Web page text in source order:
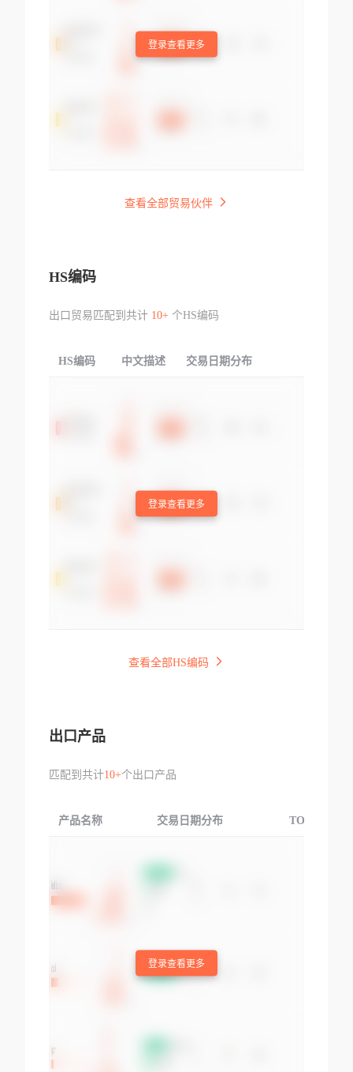
登录查看更多
查看全部贸易伙伴
HS编码
出口贸易匹配到共计 10+个HS编码
HS编码 中文描述 交易日期分布
登录查看更多
查看全部HS编码
出口产品
匹配到共计10+个出口产品
产品名称 交易日期分布 TOP3交易国
登录查看更多